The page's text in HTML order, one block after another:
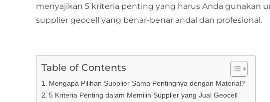
menyajikan 5 kriteria penting yang harus Anda gunakan
supplier geocell yang benar-benar andal dan profesional.
Table of Contents
Mengapa Pilihan Supplier Sama Pentingnya dengan Material?
5 Kriteria Penting dalam Memilih Supplier yang Jual Geocell